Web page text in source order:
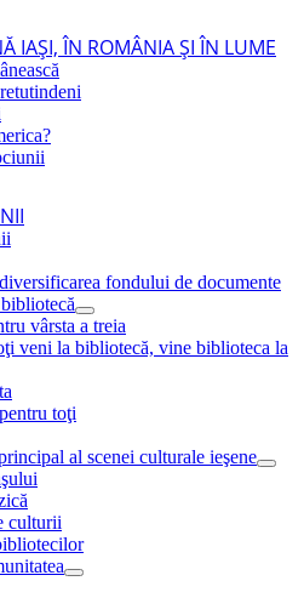
IAŞI, ÎN ROMÂNIA ŞI ÎN LUME
fondului de documente
vârsta a treia
veni la bibliotecă, vine biblioteca la
toţi
al scenei culturale ieşene
culturii